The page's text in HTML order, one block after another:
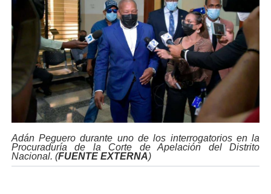
Adán Peguero durante uno de los interrogatorios en la
Procuraduría de la Corte de Apelación del Distrito
Nacional. (FUENTE EXTERNA)